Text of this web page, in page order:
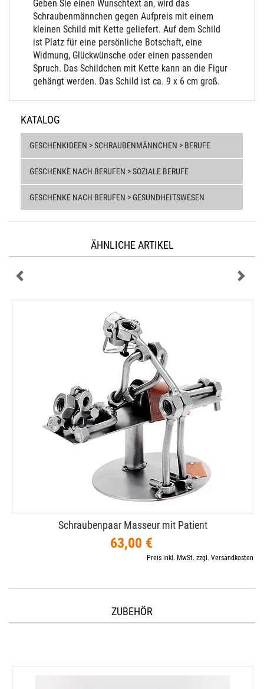
Geben Sie einen Wunschtext an, wird das
Schraubenmännchen gegen Aufpreis mit einem
kleinen Schild mit Kette geliefert. Auf dem Schild
ist Platz für eine persönliche Botschaft, eine
Widmung, Glückwünsche oder einen passenden
Spruch. Das Schildchen mit Kette kann an die Figur
gehängt werden. Das Schild ist ca. 9 x 6 cm groß.
KATALOG
GESCHENKIDEEN > SCHRAUBENMÄNNCHEN > BERUFE
GESCHENKE NACH BERUFEN > SOZIALE BERUFE
GESCHENKE NACH BERUFEN > GESUNDHEITSWESEN
ÄHNLICHE ARTIKEL
Schraubenpaar Masseur mit Patient
63,00 €
Preis inkl. MwSt. zzgl. Versandkosten
ZUBEHÖR